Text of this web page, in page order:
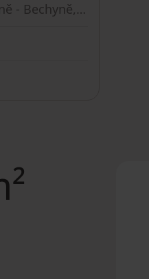
Kašpara Malého, Bechyně - Bechyně, Jihočeský kraj